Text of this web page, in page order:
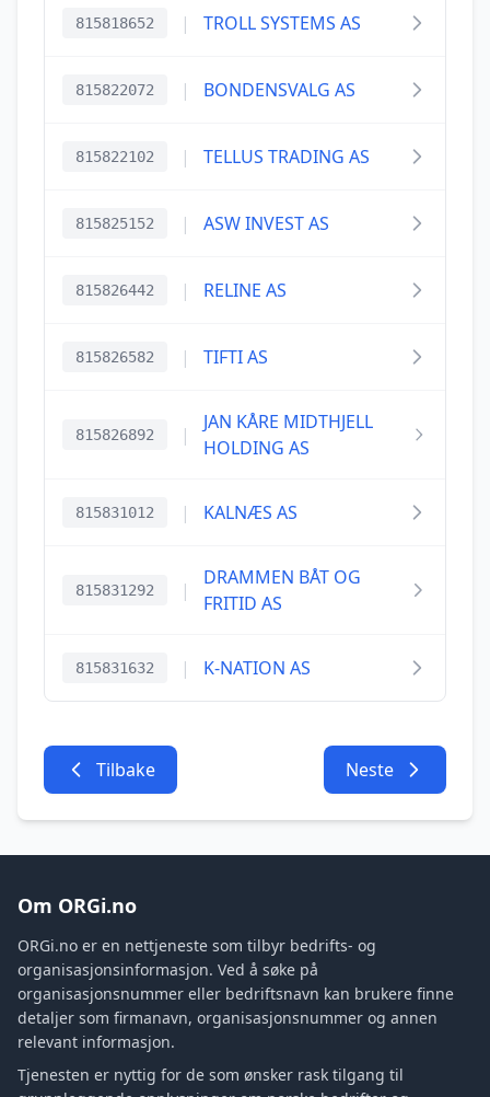
815818652 | TROLL SYSTEMS AS
815822072 | BONDENSVALG AS
815822102 | TELLUS TRADING AS
815825152 | ASW INVEST AS
815826442 | RELINE AS
815826582 | TIFTI AS
815826892 |
JAN KÅRE MIDTHJELL
HOLDING AS
815831012 | KALNÆS AS
815831292 |
DRAMMEN BÅT OG
FRITID AS
815831632 | K-NATION AS
Tilbake Neste
Om ORGi.no
ORGi.no er en nettjeneste som tilbyr bedrifts- og
organisasjonsinformasjon. Ved å søke på
organisasjonsnummer eller bedriftsnavn kan brukere finne
detaljer som firmanavn, organisasjonsnummer og annen
relevant informasjon.
Tjenesten er nyttig for de som ønsker rask tilgang til